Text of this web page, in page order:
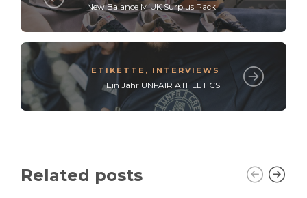
New Balance MiUK Surplus Pack
ETIKETTE , INTERVIEWS
Ein Jahr UNFAIR ATHLETICS
Related posts